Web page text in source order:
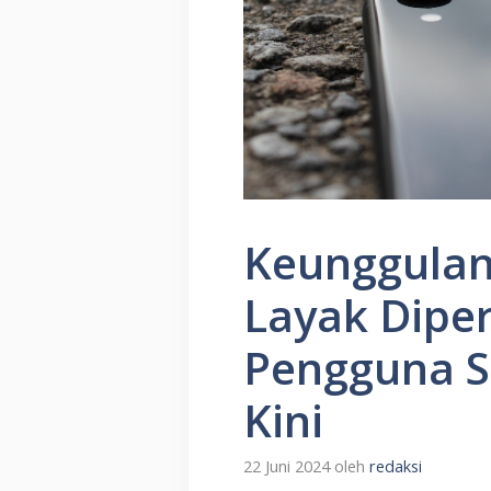
Layak
Pengguna
Kini
22 Juni 2024 oleh redaksi